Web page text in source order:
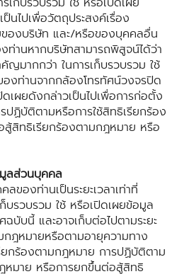
นไปเพื่อวัตถุประสงค์เรื่อง
องบริษัท และ/หรือของบุคคลอื่น
ท่านหากบริษัทสามารถพิสูจน์ได้ว่า
มากกว่า ในการเก็บรวบรวม ใช้
งท่านจากกล้องโทรทัศน์วงจรปิด
เผยดังกล่าวเป็นไปเพื่อการก่อตั้ง
ฏิบัติตามหรือการใช้สิทธิเรียกร้อง
สิทธิเรียกร้องตามกฎหมาย หรือ
มูลส่วนบุคคล
ของท่านเป็นระยะเวลาเท่าที่
บรวบรวม ใช้ หรือเปิดเผยข้อมูล
ฉบับนี้ และอาจเก็บต่อไปตามระยะ
กฎหมายหรือตามอายุความทาง
กร้องตามกฎหมาย การปฏิบัติตาม
หมาย หรือการยกขึ้นต่อสู้สิทธิ